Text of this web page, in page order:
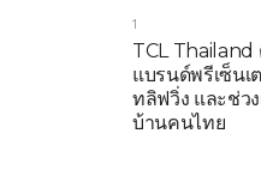
1
TCL Thailand
แบรนด์พรีเซ็น
ทลิฟวิ่ง และช่ว
บ้านคนไทย